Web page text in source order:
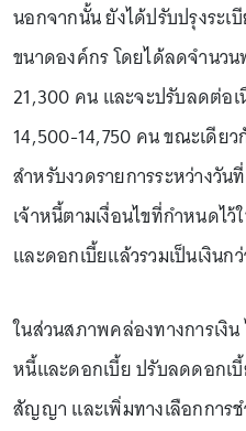
นอกจากนั้น ยังได้ปรับปรุงระ
ขนาดองค์กร โดยได้ลดจำนว
21,300 คน และจะปรับลดต่อเ
14,500-14,750 คน ขณะเดียว
สำหรับงวดรายการระหว่างวั
เจ้าหนี้ตามเงื่อนไขที่กำหนดไ
และดอกเบี้ยแล้วรวมเป็นเงินก
ในส่วนสภาพคล่องทางการเงิ
หนี้และดอกเบี้ย ปรับลดดอกเ
สัญญา และเพิ่มทางเลือกการ